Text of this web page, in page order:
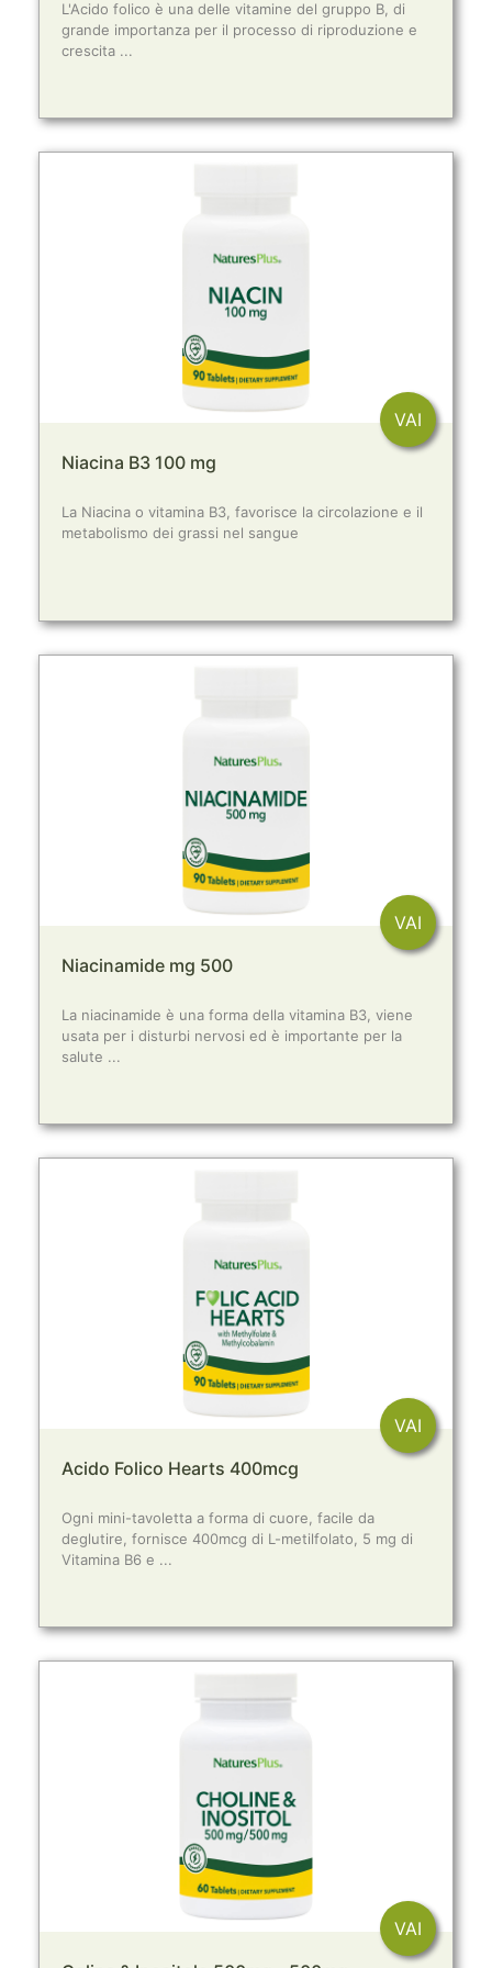
L'Acido folico è una delle vitamine del gruppo B, di
grande importanza per il processo di riproduzione e
crescita ...
VAI
Niacina B3 100 mg
La Niacina o vitamina B3, favorisce la circolazione e il
metabolismo dei grassi nel sangue
VAI
Niacinamide mg 500
La niacinamide è una forma della vitamina B3, viene
usata per i disturbi nervosi ed è importante per la
salute ...
VAI
Acido Folico Hearts 400mcg
Ogni mini-tavoletta a forma di cuore, facile da
deglutire, fornisce 400mcg di L-metilfolato, 5 mg di
Vitamina B6 e ...
VAI